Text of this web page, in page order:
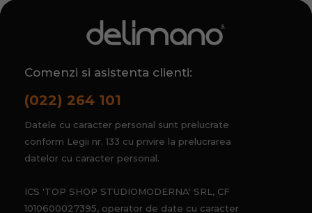
Comenzi si asistenta clienti:
(022) 264 101
Datele cu caracter personal sunt prelucrate
conform Legii nr. 133 cu privire la prelucrarea
datelor cu caracter personal.
ICS 'TOP SHOP STUDIOMODERNA' SRL, CF
1010600027395, operator de date cu caracter